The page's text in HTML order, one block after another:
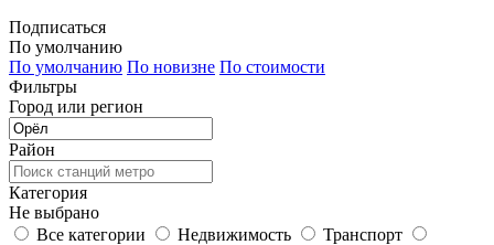
Подписаться
По умолчанию
По умолчанию По новизне По стоимости
Фильтры
Город или регион
Район
Категория
Не выбрано
Все категории
Недвижимость
Транспорт